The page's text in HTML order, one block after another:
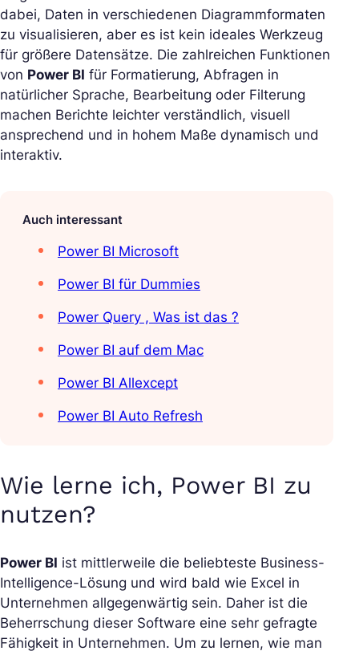
dabei, Daten in verschiedenen Diagrammformaten
zu visualisieren, aber es ist kein ideales Werkzeug
für größere Datensätze. Die zahlreichen Funktionen
von Power BI für Formatierung, Abfragen in
natürlicher Sprache, Bearbeitung oder Filterung
machen Berichte leichter verständlich, visuell
ansprechend und in hohem Maße dynamisch und
interaktiv.
Auch interessant
Power BI Microsoft
Power BI für Dummies
Power Query , Was ist das ?
Power BI auf dem Mac
Power BI Allexcept
Power BI Auto Refresh
Wie lerne ich, Power BI zu
nutzen?
Power BI ist mittlerweile die beliebteste Business-
Intelligence-Lösung und wird bald wie Excel in
Unternehmen allgegenwärtig sein. Daher ist die
Beherrschung dieser Software eine sehr gefragte
Fähigkeit in Unternehmen. Um zu lernen, wie man